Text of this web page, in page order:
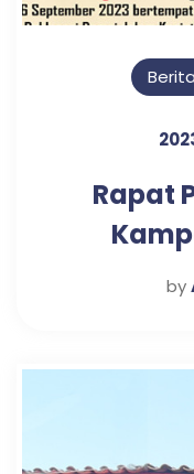
Berita
Rapat
by